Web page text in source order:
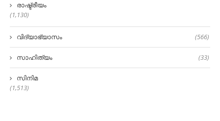
രാഷ്ട്രീയം
(1,130)
വിദ്യാഭ്യാസം (566)
സാഹിത്യം (33)
സിനിമ
(1,513)